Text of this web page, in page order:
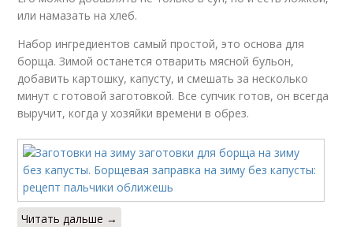
или намазать на хлеб.
Набор ингредиентов самый простой, это основа для
борща. Зимой останется отварить мясной бульон,
добавить картошку, капусту, и смешать за несколько
минут с готовой заготовкой. Все супчик готов, он всегда
выручит, когда у хозяйки времени в обрез.
Читать дальше →